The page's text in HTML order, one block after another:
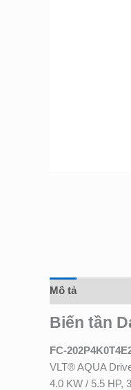
Mô tả
Biến tần
FC-
VLT® AQUA
4.0 KW / 5.5 HP,